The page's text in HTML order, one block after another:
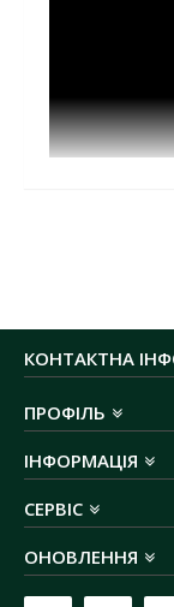
Магнітні
вибір для
який поєднує
високій
кольори
ідеальними
Колірна
біле світло,
КОНТАКТНА
ПРОФІЛЬ
ІНФОРМАЦІЯ
СЕРВІС
ОНОВЛЕННЯ